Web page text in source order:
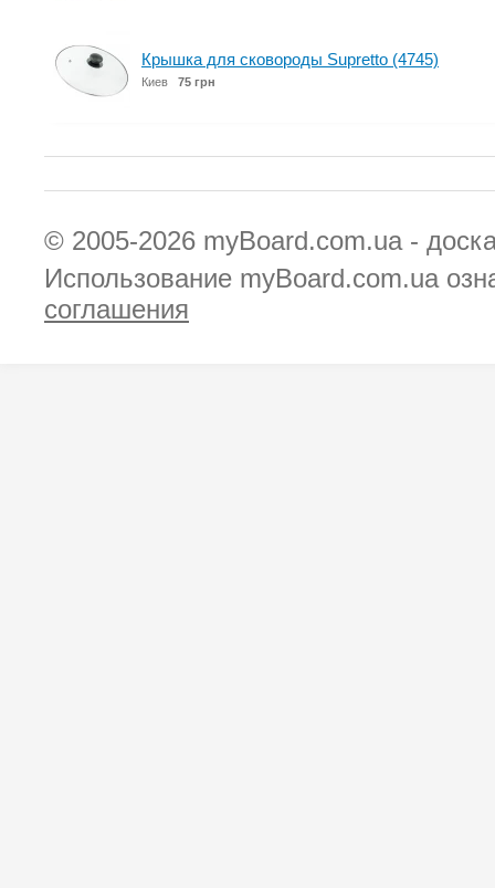
Крышка для сковороды Supretto (4745)
Киев 75 грн
© 2005-2026 myBoard.com.ua -
Использование myBoard.com.ua
соглашения